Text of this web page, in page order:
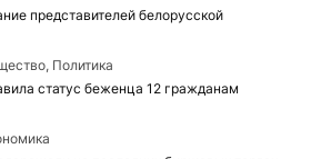
представителей белорусской
Политика
статус беженца 12 гражданам